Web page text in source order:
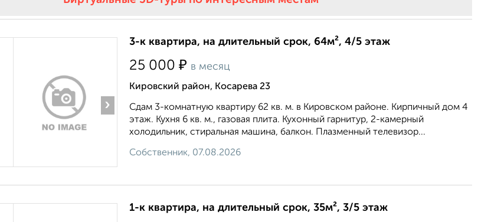
›
3-к квартира, на длительный срок, 64м², 4/5 этаж
25 000 ₽ в месяц
Кировский район, Косарева 23
Сдам 3-комнатную квартиру 62 кв. м. в Кировском районе. Кирпичный дом 4
этаж. Кухня 6 кв. м., газовая плита. Кухонный гарнитур, 2-камерный
холодильник, стиральная машина, балкон. Плазменный телевизор...
Собственник, 07.08.2026
1-к квартира, на длительный срок, 35м², 3/5 этаж